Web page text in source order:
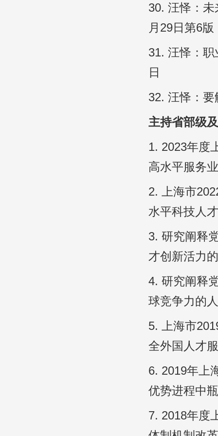
30. 汪怿：
月29日第6版
31. 汪怿：
日
32. 汪怿：
主持省部级
1. 2023年度
高水平服务
2. 上海市
水平科技人
3. 研究阐释
才创新活力
4. 研究阐释
球竞争力的
5. 上海市
全外国人才
6. 2019年上
优势进程中
7. 2018年度